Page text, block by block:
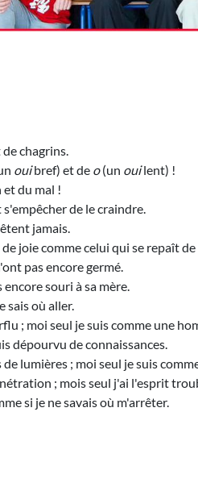
chagrins.
ouibref) et de o(un ouilent) !
du mal !
de le craindre.
jamais.
joie comme celui qui se repaît
pas encore germé.
souri à sa mère.
sais où aller.
; moi seul je suis comme une
dépourvu de connaissances.
lumières ; moi seul je suis
; mois seul j'ai l'esprit
si je ne savais où m'arrêter.